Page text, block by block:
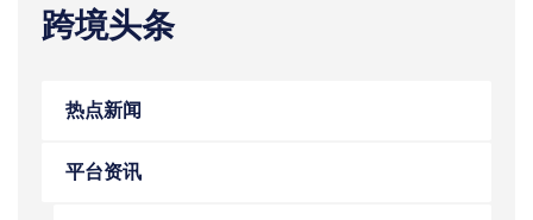
跨境头条
热点新闻
平台资讯